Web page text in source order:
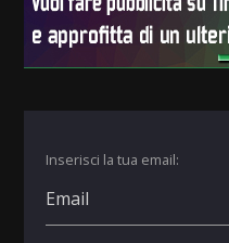
Inserisci la tua email: